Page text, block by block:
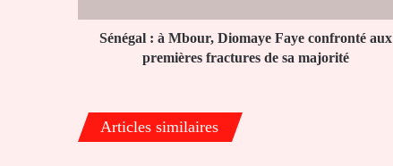
premières
fracturesSénégal : à Mbour, Diomaye Faye confronté aux
premières fractures de sa majorité
Articles similaires